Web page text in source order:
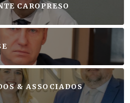
CAROPRESO
& ASSOCIADOS